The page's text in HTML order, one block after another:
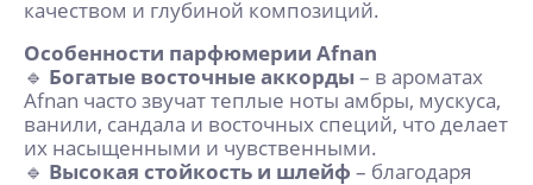
качеством и глубиной композиций.
Особенности парфюмерии Afnan
🔹 Богатые восточные аккорды – в ароматах
Afnan часто звучат теплые ноты амбры, мускуса,
ванили, сандала и восточных специй, что делает
их насыщенными и чувственными.
🔹 Высокая стойкость и шлейф – благодаря